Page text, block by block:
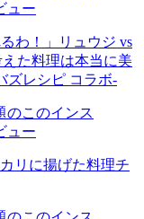
わ！」リュウジ vs
た料理は本当に美
ズレシピ コラボ-
リに揚げた料理チ